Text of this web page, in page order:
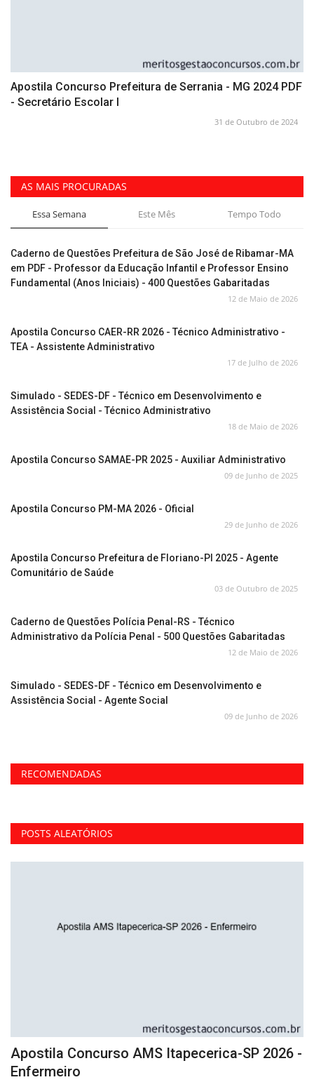
Apostila Concurso Prefeitura de Serrania - MG 2024 PDF
- Secretário Escolar I
31 de Outubro de 2024
AS MAIS PROCURADAS
Essa Semana Este Mês Tempo Todo
Caderno de Questões Prefeitura de São José de Ribamar-MA
em PDF - Professor da Educação Infantil e Professor Ensino
Fundamental (Anos Iniciais) - 400 Questões Gabaritadas
12 de Maio de 2026
Apostila Concurso CAER-RR 2026 - Técnico Administrativo -
TEA - Assistente Administrativo
17 de Julho de 2026
Simulado - SEDES-DF - Técnico em Desenvolvimento e
Assistência Social - Técnico Administrativo
18 de Maio de 2026
Apostila Concurso SAMAE-PR 2025 - Auxiliar Administrativo
09 de Junho de 2025
Apostila Concurso PM-MA 2026 - Oficial
29 de Junho de 2026
Apostila Concurso Prefeitura de Floriano-PI 2025 - Agente
Comunitário de Saúde
03 de Outubro de 2025
Caderno de Questões Polícia Penal-RS - Técnico
Administrativo da Polícia Penal - 500 Questões Gabaritadas
12 de Maio de 2026
Simulado - SEDES-DF - Técnico em Desenvolvimento e
Assistência Social - Agente Social
09 de Junho de 2026
RECOMENDADAS
POSTS ALEATÓRIOS
Apostila Concurso AMS Itapecerica-SP 2026 -
Enfermeiro